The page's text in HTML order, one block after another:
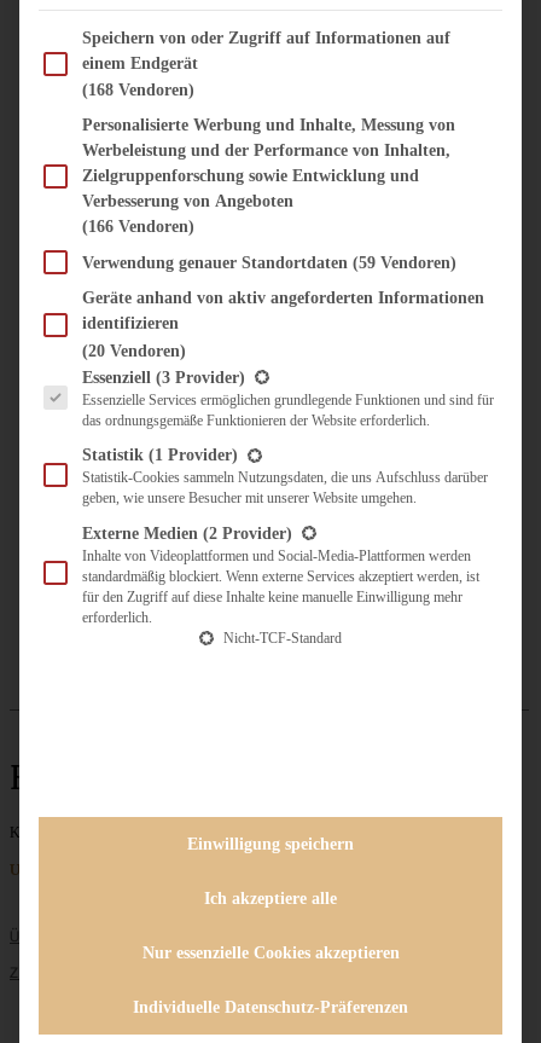
SALATE & SNACKS
SUPPENKASPEREIEN
VORSPEISEN
SÜSS & HERZHAFT
BROTAUFSTRICH
DIPS, SAUCEN, CHUTNEYS
KÜCHENGESCHENKE
UNTERWEGS
KULINARISCH UNTERWEGS
ÜBER MICH
ZUSAMMENARBEIT
Hefestern
Keine Beiträge gefunden
Unternehmen
ÜBER MICH
ZUSAMMENARBEIT
Im Folgenden finden Sie eine Liste der Zwecke des IAB Transparency and Consent
Speichern von oder Zugriff auf Informationen auf
einem Endgerät
(168 Vendoren)
Personalisierte Werbung und Inhalte, Messung von
Werbeleistung und der Performance von Inhalten,
Zielgruppenforschung sowie Entwicklung und
Verbesserung von Angeboten
(166 Vendoren)
Verwendung genauer Standortdaten (59 Vendoren)
Geräte anhand von aktiv angeforderten Informationen
identifizieren
(20 Vendoren)
Es folgt eine Liste der Service-Gruppen, für die eine Einwilligung erteilt werden
Essenziell (3 Provider)
Essenzielle Services ermöglichen grundlegende Funktionen und sind für
das ordnungsgemäße Funktionieren der Website erforderlich.
Statistik (1 Provider)
Statistik-Cookies sammeln Nutzungsdaten, die uns Aufschluss darüber
geben, wie unsere Besucher mit unserer Website umgehen.
Externe Medien (2 Provider)
Inhalte von Videoplattformen und Social-Media-Plattformen werden
standardmäßig blockiert. Wenn externe Services akzeptiert werden, ist
für den Zugriff auf diese Inhalte keine manuelle Einwilligung mehr
erforderlich.
Nicht-TCF-Standard
Einwilligung speichern
Ich akzeptiere alle
Nur essenzielle Cookies akzeptieren
Individuelle Datenschutz-Präferenzen